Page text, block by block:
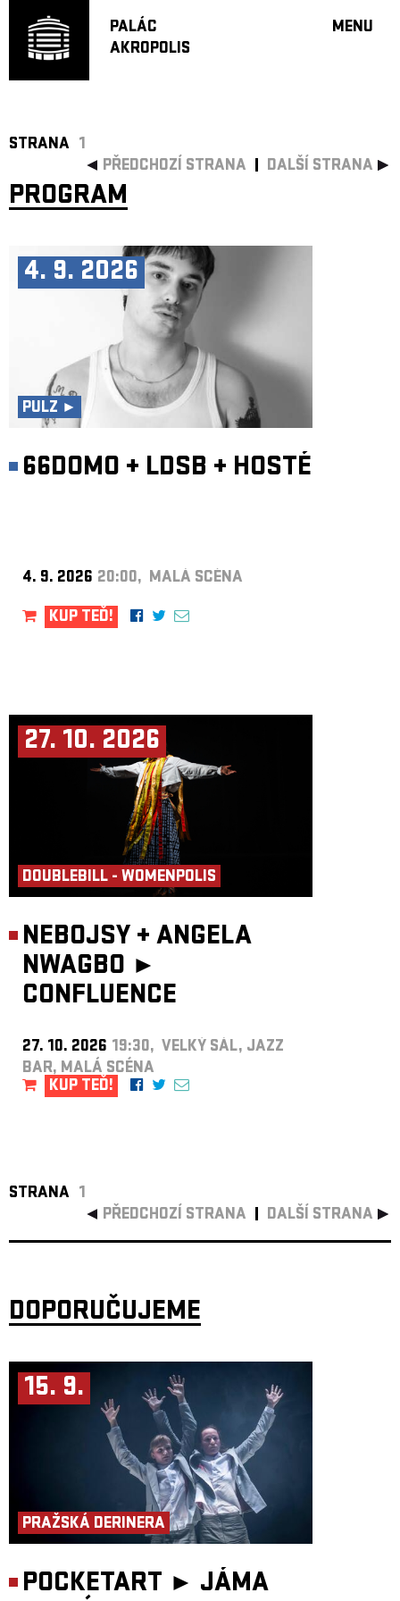
PALÁC
AKROPOLIS
MENU
STRANA 1
PŘEDCHOZÍ STRANA
DALŠÍ STRANA
PROGRAM
4. 9. 2026
PULZ ►
66DOMO + LDSB + HOSTÉ
4. 9. 2026 20:00, MALÁ SCÉNA
KUP TEĎ!
27. 10. 2026
DOUBLEBILL - WOMENPOLIS
NEBOJSY + ANGELA
NWAGBO ►
CONFLUENCE
27. 10. 2026 19:30, VELKÝ SÁL, JAZZ
BAR, MALÁ SCÉNA
KUP TEĎ!
STRANA 1
PŘEDCHOZÍ STRANA
DALŠÍ STRANA
DOPORUČUJEME
15. 9.
PRAŽSKÁ DERINERA
POCKETART ► JÁMA